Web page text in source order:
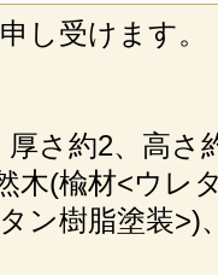
し受けます。
さ約2、高さ
木(楡材<ウレ
ン樹脂塗装>)